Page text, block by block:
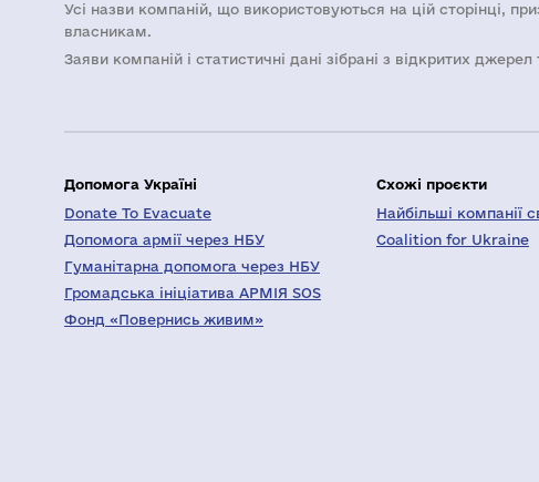
Усі назви компаній, що використовуються на цій сторінці,
власникам.
Заяви компаній i статистичні дані зібрані з відкритих
Допомога Україні
Donate To Evacuate
Допомога армії через НБУ
Гуманітарна допомога через НБУ
Громадська ініціатива АРМІЯ SOS
Фонд «Повернись живим»
Схожі проєкти
Найбільші компанії
Coalition for Ukraine